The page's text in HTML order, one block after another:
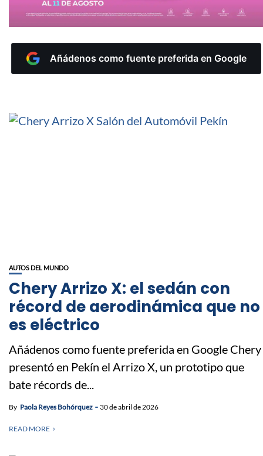
Añádenos como fuente preferida en Google
AUTOS DEL MUNDO
Chery Arrizo X: el sedán con
récord de aerodinámica que no
es eléctrico
Añádenos como fuente preferida en Google Chery
presentó en Pekín el Arrizo X, un prototipo que
bate récords de...
By Paola Reyes Bohórquez 30 de abril de 2026
READ MORE